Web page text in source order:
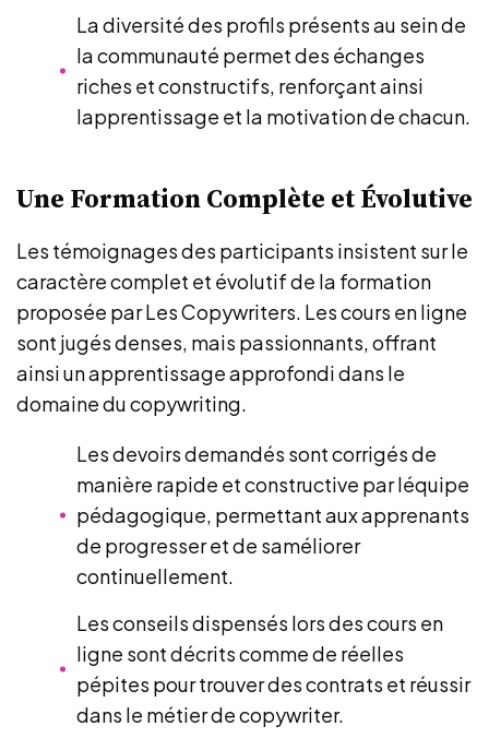
La diversité des profils présents au sein de
la communauté permet des échanges
riches et constructifs, renforçant ainsi
lapprentissage et la motivation de chacun.
Une Formation Complète et Évolutive
Les témoignages des participants insistent sur le
caractère complet et évolutif de la formation
proposée par Les Copywriters. Les cours en ligne
sont jugés denses, mais passionnants, offrant
ainsi un apprentissage approfondi dans le
domaine du copywriting.
Les devoirs demandés sont corrigés de
manière rapide et constructive par léquipe
pédagogique, permettant aux apprenants
de progresser et de saméliorer
continuellement.
Les conseils dispensés lors des cours en
ligne sont décrits comme de réelles
pépites pour trouver des contrats et réussir
dans le métier de copywriter.